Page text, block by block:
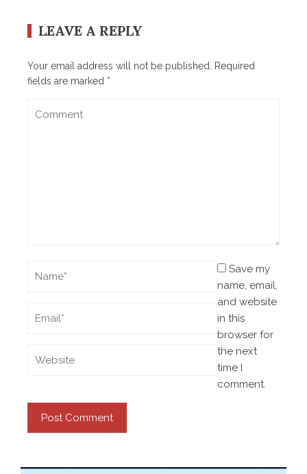
LEAVE A REPLY
Your email address will not be published.
Required
fields are marked *
Save my
name, email,
and website
in this
browser for
the next
time I
comment.